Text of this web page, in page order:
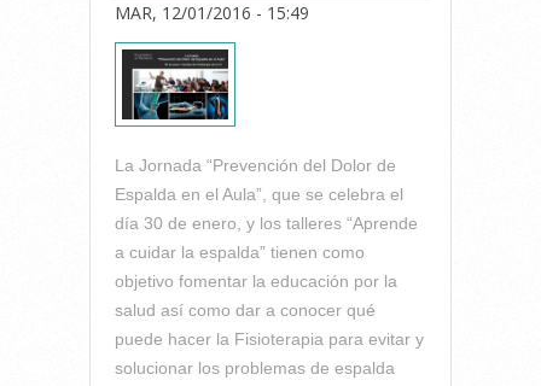
MAR, 12/01/2016 - 15:49
La Jornada “Prevención del Dolor de
Espalda en el Aula”, que se celebra el
día 30 de enero, y los talleres “Aprende
a cuidar la espalda” tienen como
objetivo fomentar la educación por la
salud así como dar a conocer qué
puede hacer la Fisioterapia para evitar y
solucionar los problemas de espalda